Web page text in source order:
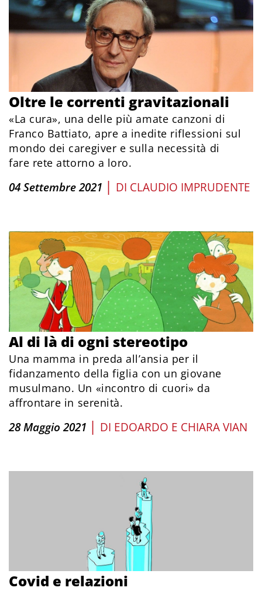
Oltre le correnti gravitazionali
«La cura», una delle più amate canzoni di
Franco Battiato, apre a inedite riflessioni sul
mondo dei caregiver e sulla necessità di
fare rete attorno a loro.
04 Settembre 2021 | DI CLAUDIO IMPRUDENTE
Al di là di ogni stereotipo
Una mamma in preda all’ansia per il
fidanzamento della figlia con un giovane
musulmano. Un «incontro di cuori» da
affrontare in serenità.
28 Maggio 2021 | DI EDOARDO E CHIARA VIAN
Covid e relazioni